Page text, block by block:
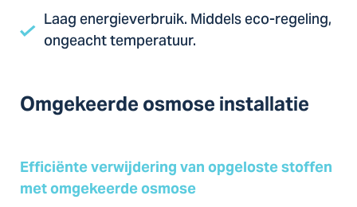
Omgekeerde osmose installatie
Efficiënte verwijdering van opgeloste stoffen
met omgekeerde osmose
Laag energieverbruik. Middels eco-regeling,
ongeacht temperatuur.